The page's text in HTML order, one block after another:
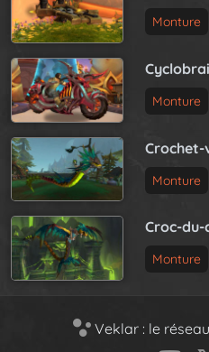
Monture
Monture
Monture
Croc-
Monture
Veklar : le